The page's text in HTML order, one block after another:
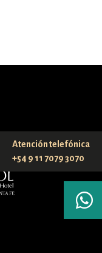
Atención telefónica
+54 9 11 7079 3070
